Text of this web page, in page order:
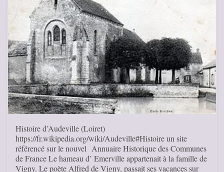
Histoire d’Audeville (Loiret)
https://fr.wikipedia.org/wiki/Audeville#Histoire un site
référencé sur le nouvel Annuaire Historique des Communes
de France Le hameau d’ Emerville appartenait à la famille de
Vigny. Le poète Alfred de Vigny, passait ses vacances sur